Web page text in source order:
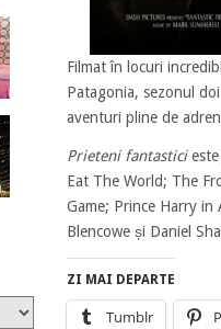
Filmat în locuri
Patagonia, sezonul
aventuri pline de
Prieteni fantasticieste
Eat The World; The
Game; Prince Harry in
Blencowe și Daniel
ZI MAI DEPARTE
Tumblr